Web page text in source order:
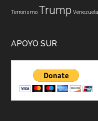
Terrorismo Trump Venezuela
APOYO SUR